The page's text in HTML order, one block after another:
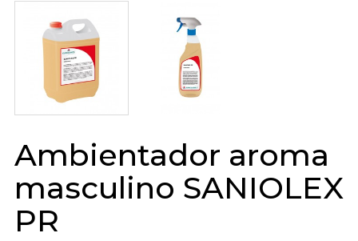
Ambientador aroma
masculino SANIOLEX
PR